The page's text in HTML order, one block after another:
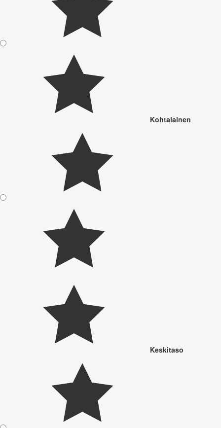
Kohtalainen
Keskitaso